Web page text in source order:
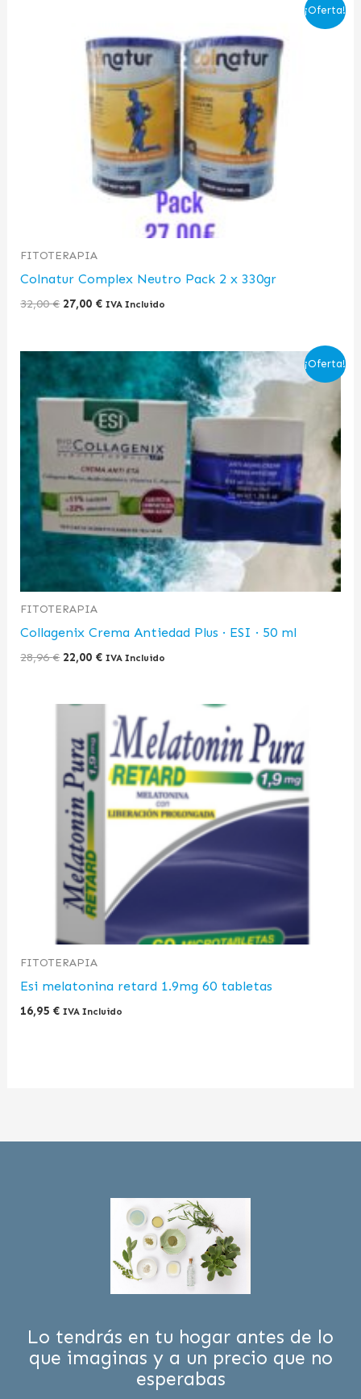
¡Oferta!
FITOTERAPIA
Colnatur Complex Neutro Pack 2 x 330gr
32,00€
original
32,00 €.
27,00 €
actual
es:
27,00 €.
IVA Incluido
¡Oferta!
FITOTERAPIA
Collagenix Crema Antiedad Plus · ESI · 50 ml
28,96€
El
precio
original
era:
28,96 €.
22,00 €
precio
actual
es:
22,00 €.
IVA Incluido
FITOTERAPIA
Esi melatonina retard 1.9mg 60 tabletas
16,95 € IVA Incluido
Lo tendrás en tu hogar antes de lo
que imaginas y a un precio que no
esperabas